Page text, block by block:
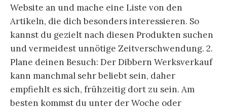
Website an und mache eine Liste von den
Artikeln, die dich besonders interessieren. So
kannst du gezielt nach diesen Produkten suchen
und vermeidest unnötige Zeitverschwendung. 2.
Plane deinen Besuch: Der Dibbern Werksverkauf
kann manchmal sehr beliebt sein, daher
empfiehlt es sich, frühzeitig dort zu sein. Am
besten kommst du unter der Woche oder